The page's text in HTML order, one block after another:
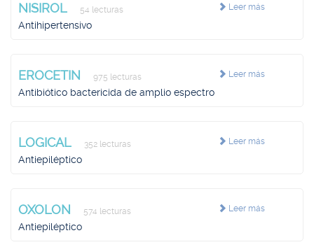
Leer más
NISIROL 54 lecturas
Antihipertensivo
Leer más
EROCETIN 975 lecturas
Antibiótico bactericida de amplio espectro
Leer más
LOGICAL 352 lecturas
Antiepiléptico
Leer más
OXOLON 574 lecturas
Antiepiléptico